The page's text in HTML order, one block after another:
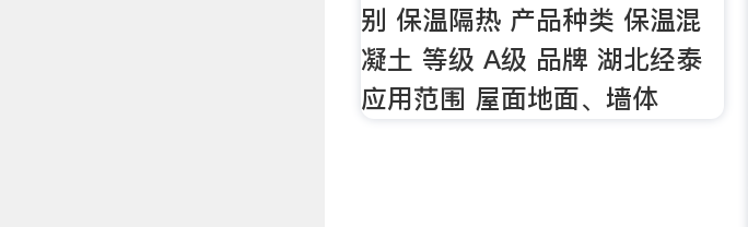
别 保温隔热 产品种类 保温混
凝土 等级 A级 品牌 湖北经泰
应用范围 屋面地面、墙体